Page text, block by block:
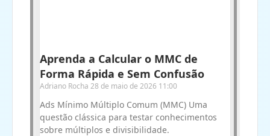
Aprenda a Calcular o MMC de
Forma Rápida e Sem Confusão
Adriano Rocha 28 de maio de 2026 11:00
Ads Mínimo Múltiplo Comum (MMC) Uma
questão clássica para testar conhecimentos
sobre múltiplos e divisibilidade.